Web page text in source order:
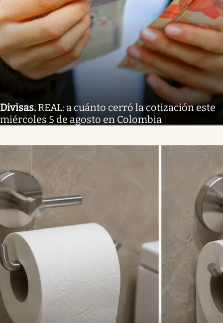
Divisas. REAL: a cuánto cerró la cotización este
miércoles 5 de agosto en Colombia